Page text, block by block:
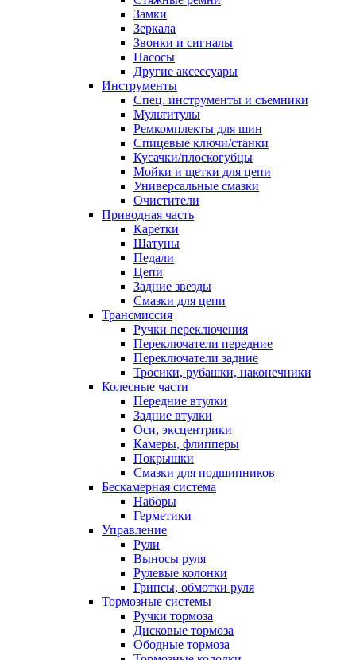
Замки
Зеркала
Звонки и сигналы
Насосы
Другие аксессуары
Инструменты
Спец. инструменты и съемники
Мультитулы
Ремкомплекты для шин
Спицевые ключи/станки
Кусачки/плоскогубцы
Мойки и щетки для цепи
Универсальные смазки
Очистители
Приводная часть
Каретки
Шатуны
Педали
Цепи
Задние звезды
Смазки для цепи
Трансмиссия
Ручки переключения
Переключатели передние
Переключатели задние
Тросики, рубашки, наконечники
Колесные части
Передние втулки
Задние втулки
Оси, эксцентрики
Камеры, флипперы
Покрышки
Смазки для подшипников
Бескамерная система
Наборы
Герметики
Управление
Рули
Выносы руля
Рулевые колонки
Грипсы, обмотки руля
Тормозные системы
Ручки тормоза
Дисковые тормоза
Ободные тормоза